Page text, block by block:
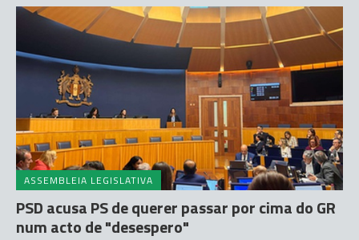
ASSEMBLEIA LEGISLATIVA
PSD acusa PS de querer passar por cima do GR
num acto de "desespero"